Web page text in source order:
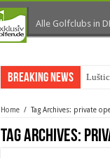
Alle Golfclubs in
Breaking News
Home / Tag Archives: private
Tag Archives: